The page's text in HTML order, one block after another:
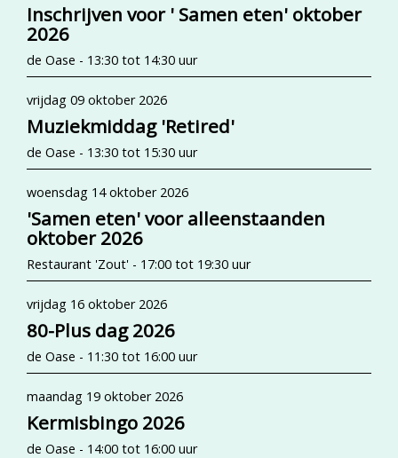
Inschrijven voor ' Samen eten' oktober
2026
de Oase - 13:30 tot 14:30 uur
vrijdag 09 oktober 2026
Muziekmiddag 'Retired'
de Oase - 13:30 tot 15:30 uur
woensdag 14 oktober 2026
'Samen eten' voor alleenstaanden
oktober 2026
Restaurant 'Zout' - 17:00 tot 19:30 uur
vrijdag 16 oktober 2026
80-Plus dag 2026
de Oase - 11:30 tot 16:00 uur
maandag 19 oktober 2026
Kermisbingo 2026
de Oase - 14:00 tot 16:00 uur